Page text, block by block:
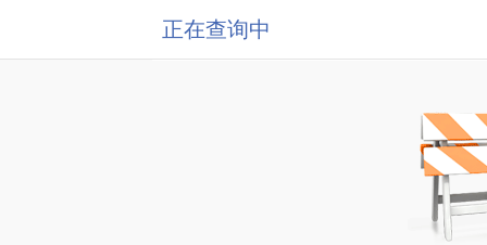
正在查询中